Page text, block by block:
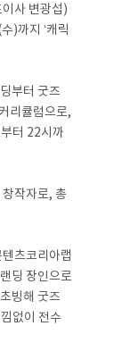
사 변광섭)
)까지 ‘캐릭
부터 굿즈
리큘럼으로,
터 22시까
작자로, 총
츠코리아랩
딩 장인으로
빙해 굿즈
없이 전수